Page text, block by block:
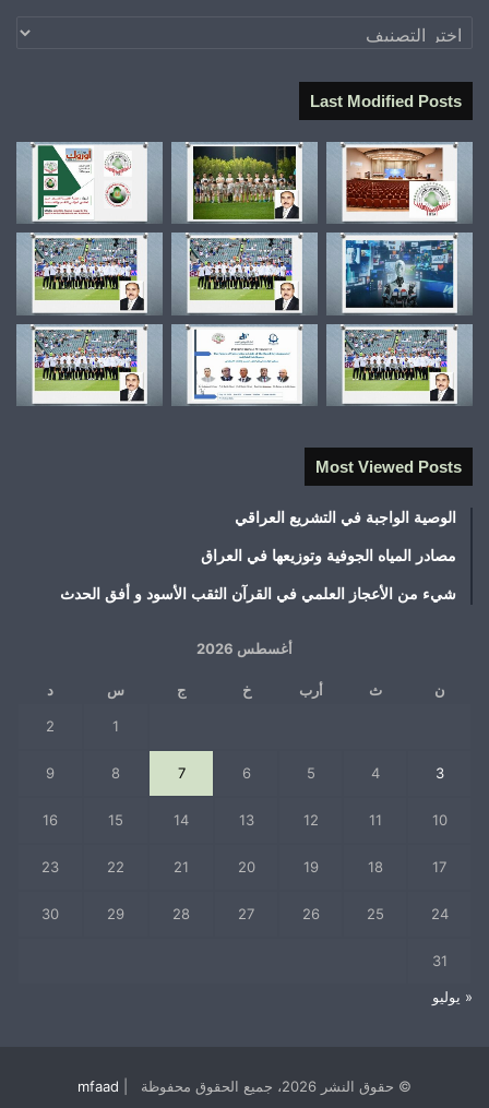
تصنيفات
Last Modified Posts
Most Viewed Posts
الوصية الواجبة في التشريع العراقي
مصادر المياه الجوفية وتوزيعها في العراق
شيء من الأعجاز العلمي في القرآن الثقب الأسود و أفق الحدث
أغسطس 2026
ن ث أرب خ ج س د
1
2
3
4
5
6
7
8
9
10
11
12
13
14
15
16
17
18
19
20
21
22
23
24
25
26
27
28
29
30
31
« يوليو
© حقوق النشر 2026، جميع الحقوق محفوظة | mfaad